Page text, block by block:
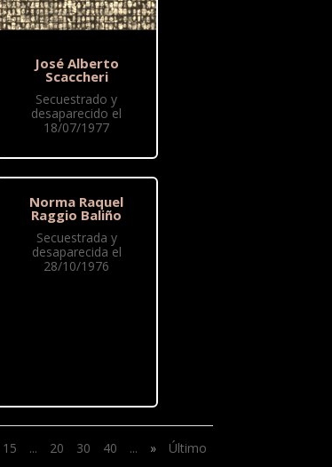
José Alberto
Scaccheri
Secuestrado y
desaparecido el
18/07/1977
Norma Raquel
Raggio Baliño
Secuestrada y
desaparecida el
28/10/1976
15 ... 20 30 40 ... » Último